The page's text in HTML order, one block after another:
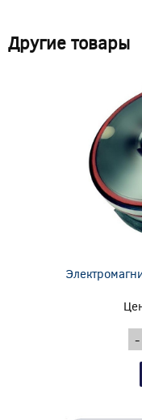
Другие товары
-